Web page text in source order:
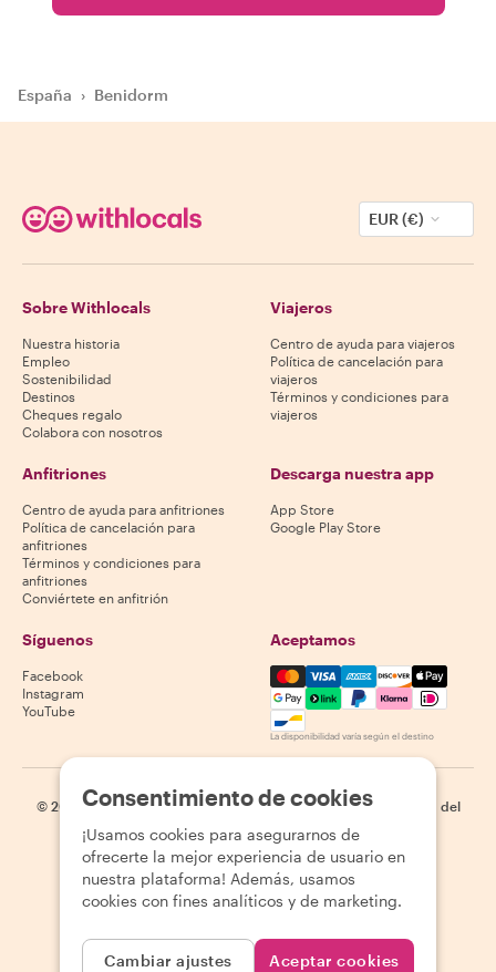
España › Benidorm
EUR (€)
Sobre Withlocals
Nuestra historia
Empleo
Sostenibilidad
Destinos
Cheques regalo
Colabora con nosotros
Viajeros
Centro de ayuda para viajeros
Política de cancelación para
viajeros
Términos y condiciones para
viajeros
Anfitriones
Centro de ayuda para anfitriones
Política de cancelación para
anfitriones
Términos y condiciones para
anfitriones
Conviértete en anfitrión
Descarga nuestra app
App Store
Google Play Store
Síguenos
Facebook
Instagram
YouTube
Aceptamos
Mastercard, Visa, Amex,
La disponibilidad varía según el destino
© 2026 Withlocals.com | Política de privacidad | Cookies
Mapa del
Consentimiento de cookies
¡Usamos cookies para asegurarnos de
ofrecerte la mejor experiencia de usuario en
nuestra plataforma! Además, usamos
cookies con fines analíticos y de marketing.
Cambiar ajustes Aceptar cookies